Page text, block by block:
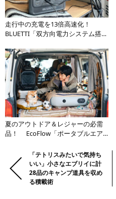
走行中の充電を13倍高速化！
BLUETTI「双方向電力システム搭
2」を発表
夏のアウトドア＆レジャーの必需
品！ EcoFlow「ポータブルエア
暑さ対策の最強の武器になる
の
Previous:「テトリスみたいで気持ち
いい」小さなエブリイに計
28品のキャンプ道具を収め
る積載術